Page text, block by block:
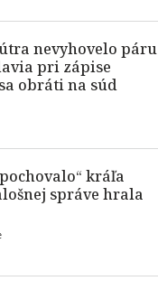
nevyhovelo páru
pri zápise
obráti na súd
kráľa
správe hrala